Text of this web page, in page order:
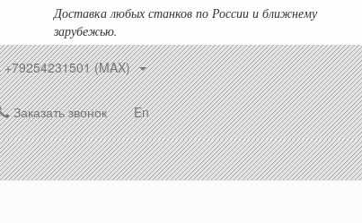
Доставка любых станков по России и ближнему
зарубежью.
+79254231501 (MAX)
Заказать звонок En